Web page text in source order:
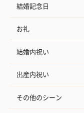
結婚記念日
お礼
結婚内祝い
出産内祝い
その他のシーン